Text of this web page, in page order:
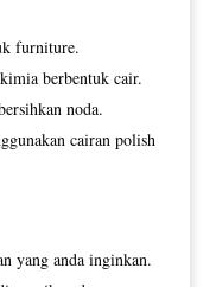
furniture.
berbentuk cair.
noda.
cairan polish
yang anda inginkan.